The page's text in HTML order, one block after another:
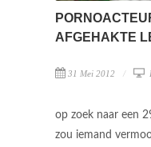
AFGEHAKTE
31 Mei 2012
op zoek naar een
zou iemand